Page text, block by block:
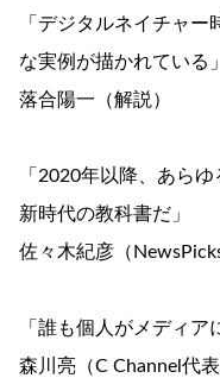
「デジタルネイチャ
な実例が描かれている」
落合陽一（解説）
「2020年以降、あら
新時代の教科書だ」
佐々木紀彦（
「誰も個人がメディア
森川亮（C Channel代